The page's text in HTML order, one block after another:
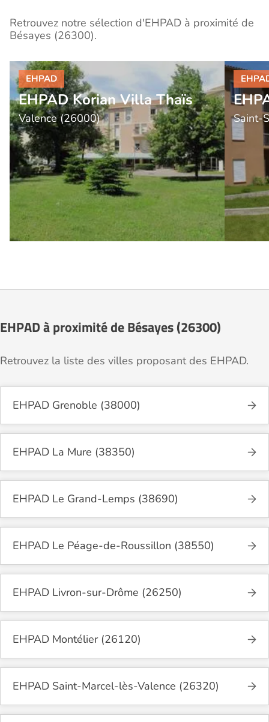
Retrouvez notre sélection d'EHPAD à proximité de
Bésayes (26300).
EHPAD Korian Villa Thaïs
Valence (26000) Saint-
EHPAD à proximité de Bésayes (26300)
Retrouvez la liste des villes proposant des EHPAD.
EHPAD Grenoble (38000)
EHPAD La Mure (38350)
EHPAD Le Grand-Lemps (38690)
EHPAD Le Péage-de-Roussillon (38550)
EHPAD Livron-sur-Drôme (26250)
EHPAD Montélier (26120)
EHPAD Saint-Marcel-lès-Valence (26320)